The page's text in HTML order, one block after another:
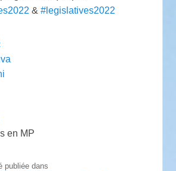
&#legislatives2022
en MP
publiée dans